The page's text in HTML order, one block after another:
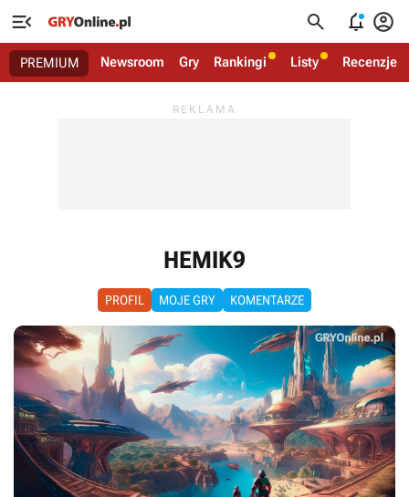
   
PREMIUM Newsroom Gry Rankingi Listy Recenzje
HEMIK9
PROFIL MOJE GRY KOMENTARZE